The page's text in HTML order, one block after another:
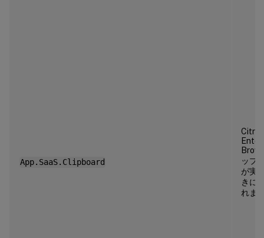
App.SaaS.Clipboard
Citrix
ップ
が実
きに
れま